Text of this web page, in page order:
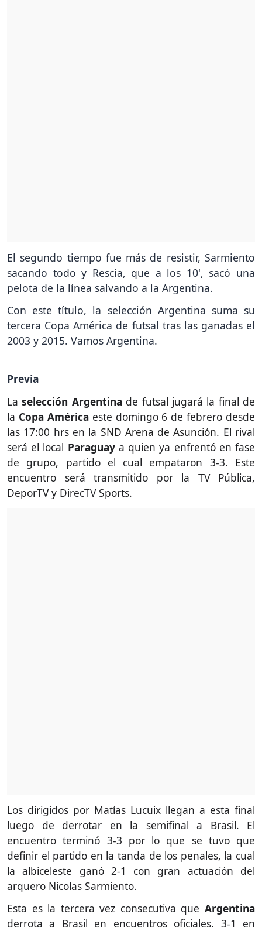
El segundo tiempo fue más de resistir, Sarmiento
sacando todo y Rescia, que a los 10', sacó una
pelota de la línea salvando a la Argentina.
Con este título, la selección Argentina suma su
tercera Copa América de futsal tras las ganadas el
2003 y 2015. Vamos Argentina.
Previa
Laselección Argentinade futsal jugará la final de
la Copa América este domingo 6 de febrero desde
las 17:00 hrs en la SND Arena de Asunción. El rival
será el local Paraguaya quien ya enfrentó en fase
de grupo, partido el cual empataron 3-3. Este
encuentro será transmitido por la TV Pública,
DeporTV y DirecTV Sports.
Los dirigidos por Matías Lucuix llegan a esta final
luego de derrotar en la semifinal a Brasil. El
encuentro terminó 3-3 por lo que se tuvo que
definir el partido en la tanda de los penales, la cual
la albiceleste ganó 2-1 con gran actuación del
arquero Nicolas Sarmiento.
Esta es la tercera vez consecutiva que Argentina
derrota a Brasil en encuentros oficiales. 3-1 en